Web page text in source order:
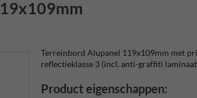
Terreinbord Alupanel 119x109mm met
reflectieklasse 3 (incl. anti-graffiti
Product eigenschappen: